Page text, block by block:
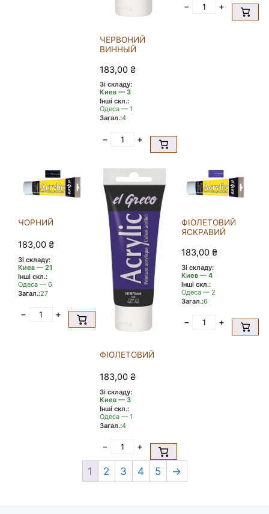
ЧЕРВОНИЙ
ВИННЫЙ
183,00 ₴
Зі складу:
Киев — 3
Інші скл.:
Одеса — 1
Загал.:4
− +
− +
ЧОРНИЙ
183,00 ₴
Зі складу:
Киев — 21
Інші скл.:
Одеса — 6
Загал.:27
− +
ФІОЛЕТОВИЙ
183,00 ₴
Зі складу:
Киев — 3
Інші скл.:
Одеса — 1
Загал.:4
− +
ФІОЛЕТОВИЙ
ЯСКРАВИЙ
183,00 ₴
Зі складу:
Киев — 4
Інші скл.:
Одеса — 2
Загал.:6
− +
1 2 3 4 5 →